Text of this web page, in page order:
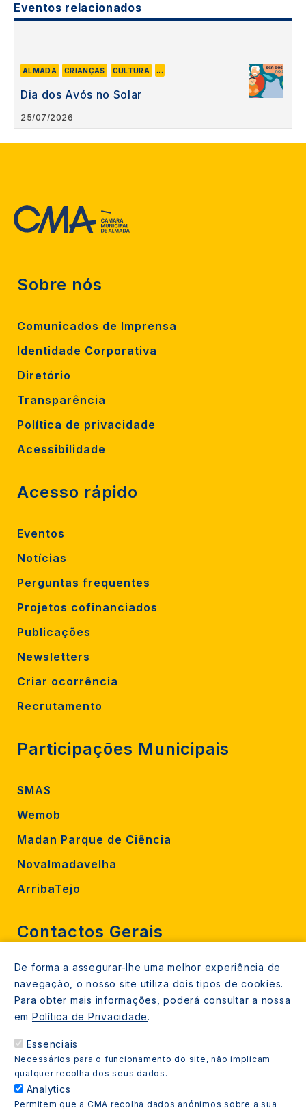
Eventos relacionados
ALMADA CRIANÇAS CULTURA ...
Dia dos Avós no Solar
25/07/2026
Sobre nós
Comunicados de Imprensa
Identidade Corporativa
Diretório
Transparência
Política de privacidade
Acessibilidade
Acesso rápido
Eventos
Notícias
Perguntas frequentes
Projetos cofinanciados
Publicações
Newsletters
Criar ocorrência
Recrutamento
Participações Municipais
SMAS
Wemob
Madan Parque de Ciência
Novalmadavelha
ArribaTejo
Contactos Gerais
212 724 000
800206770 (gratuito rede fixa)
Contacte-nos
Espaços de atendimento
Livro Amarelo
De forma a assegurar-lhe uma melhor experiência de
navegação, o nosso site utiliza dois tipos de cookies.
Para obter mais informações, poderá consultar a nossa
em Política de Privacidade.
Essenciais
Necessários para o funcionamento do site, não implicam
qualquer recolha dos seus dados.
Analytics
Permitem que a CMA recolha dados anónimos sobre a sua